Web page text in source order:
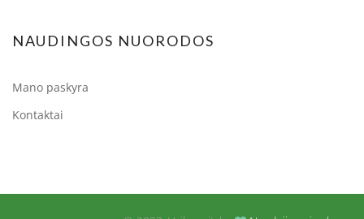
NAUDINGOS NUORODOS
Mano paskyra
Kontaktai